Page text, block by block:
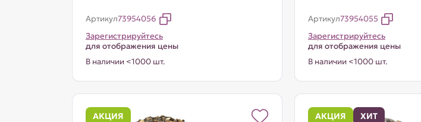
Артикул73954056
Зарегистрируйтесь
для отображения цены
В наличии <1000 шт.
Артикул73954055
Зарегистрируйтесь
для отображения цены
В наличии <1000 шт.
АКЦИЯ АКЦИЯ ХИТ